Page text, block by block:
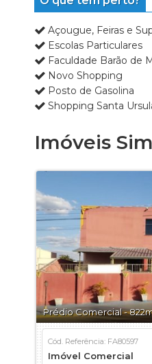
Açougue, Feiras e
Escolas Particulares
Faculdade Barão de
Novo Shopping
Posto de Gasolina
Shopping Santa
Imóveis
Prédio Comercial -
Cód. Referência: FA80597
Imóvel Comercial